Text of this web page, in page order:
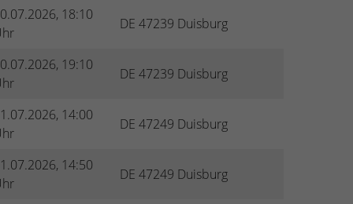
18:10
DE 47239 Duisburg
19:10
DE 47239 Duisburg
14:00
DE 47249 Duisburg
14:50
DE 47249 Duisburg